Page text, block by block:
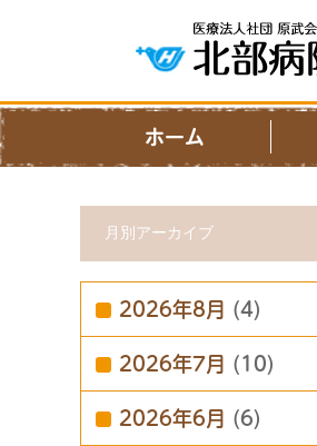
ホーム
月別アーカイブ
2026年8月 (4)
2026年7月 (10)
2026年6月 (6)